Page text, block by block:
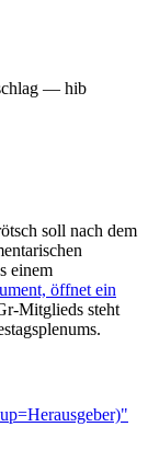
— hib
soll nach dem
einem
öffnet ein
Mitglieds steht